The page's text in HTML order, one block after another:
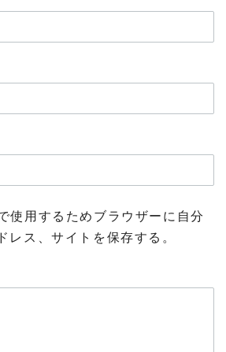
使用するためブラウザーに自分
レス、サイトを保存する。